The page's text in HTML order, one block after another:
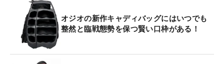
オジオの新作キャディバッグにはいつでも
整然と臨戦態勢を保つ賢い口枠がある！